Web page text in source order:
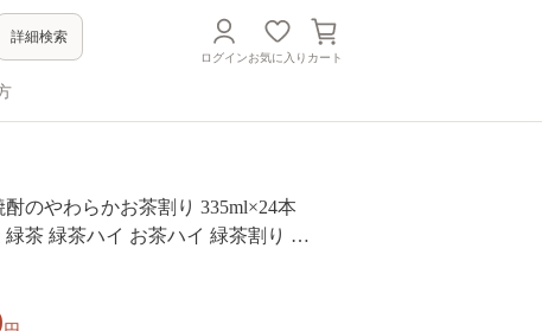
詳細検索
ログインお気に入り カート
のやわらかお茶割り 335ml×24本
緑茶 緑茶ハイ お茶ハイ 緑茶割り 日
天麩羅 和食 食中酒 無炭酸 やわら
せ ご当地 送料無料 千葉県 松戸市